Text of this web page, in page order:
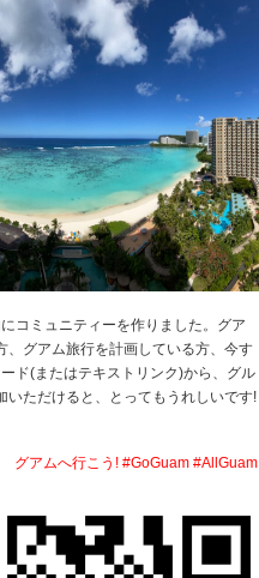
コミュニティーを作りました。グア
、グアム旅行を計画している方、今す
ド(またはテキストリンク)から、グル
いただけると、とってもうれしいです!
グアムへ行こう! #GoGuam #AllGuam